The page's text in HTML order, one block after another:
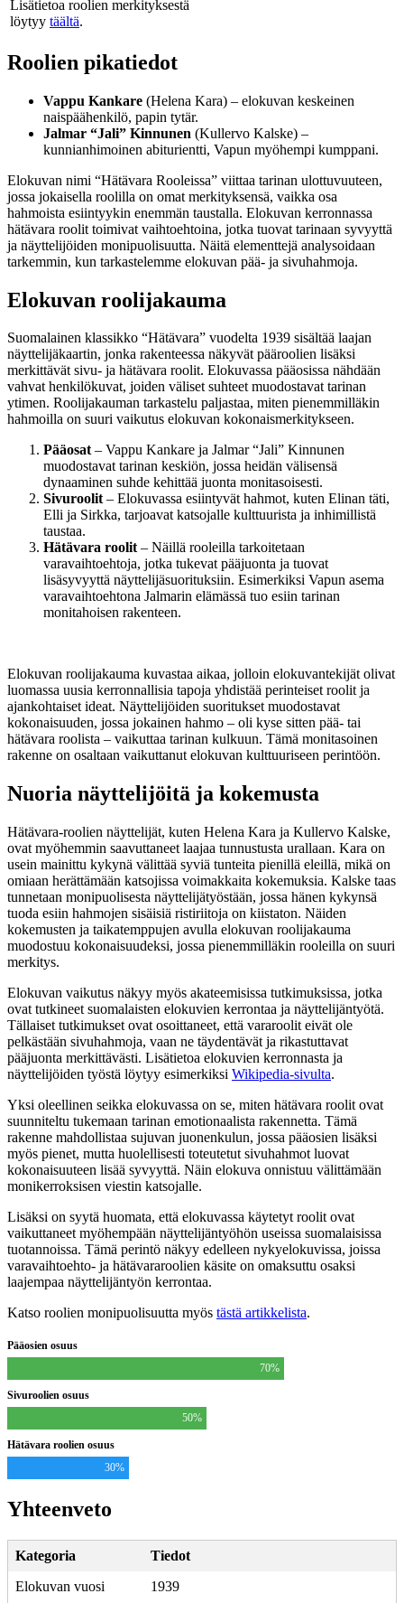
Lisätietoa roolien merkityksestä
löytyy täältä.
Roolien pikatiedot
Vappu Kankare (Helena Kara) – elokuvan keskeinen
naispäähenkilö, papin tytär.
Jalmar “Jali” Kinnunen (Kullervo Kalske) –
kunnianhimoinen abiturientti, Vapun myöhempi kumppani.
Elokuvan nimi “Hätävara Rooleissa” viittaa tarinan ulottuvuuteen,
jossa jokaisella roolilla on omat merkityksensä, vaikka osa
hahmoista esiintyykin enemmän taustalla. Elokuvan kerronnassa
hätävara roolit toimivat vaihtoehtoina, jotka tuovat tarinaan syvyyttä
ja näyttelijöiden monipuolisuutta. Näitä elementtejä analysoidaan
tarkemmin, kun tarkastelemme elokuvan pää- ja sivuhahmoja.
Elokuvan roolijakauma
Suomalainen klassikko “Hätävara” vuodelta 1939 sisältää laajan
näyttelijäkaartin, jonka rakenteessa näkyvät pääroolien lisäksi
merkittävät sivu- ja hätävara roolit. Elokuvassa pääosissa nähdään
vahvat henkilökuvat, joiden väliset suhteet muodostavat tarinan
ytimen. Roolijakauman tarkastelu paljastaa, miten pienemmilläkin
hahmoilla on suuri vaikutus elokuvan kokonaismerkitykseen.
Pääosat– Vappu Kankare ja Jalmar “Jali” Kinnunen
muodostavat tarinan keskiön, jossa heidän välisensä
dynaaminen suhde kehittää juonta monitasoisesti.
Sivuroolit– Elokuvassa esiintyvät hahmot, kuten Elinan täti,
Elli ja Sirkka, tarjoavat katsojalle kulttuurista ja inhimillistä
taustaa.
Hätävara roolit– Näillä rooleilla tarkoitetaan
varavaihtoehtoja, jotka tukevat pääjuonta ja tuovat
lisäsyvyyttä näyttelijäsuorituksiin. Esimerkiksi Vapun asema
varavaihtoehtona Jalmarin elämässä tuo esiin tarinan
monitahoisen rakenteen.
Elokuvan roolijakauma kuvastaa aikaa, jolloin elokuvantekijät olivat
luomassa uusia kerronnallisia tapoja yhdistää perinteiset roolit ja
ajankohtaiset ideat. Näyttelijöiden suoritukset muodostavat
kokonaisuuden, jossa jokainen hahmo – oli kyse sitten pää- tai
hätävara roolista – vaikuttaa tarinan kulkuun. Tämä monitasoinen
rakenne on osaltaan vaikuttanut elokuvan kulttuuriseen perintöön.
Nuoria näyttelijöitä ja kokemusta
Hätävara-roolien näyttelijät, kuten Helena Kara ja Kullervo Kalske,
ovat myöhemmin saavuttaneet laajaa tunnustusta urallaan. Kara on
usein mainittu kykynä välittää syviä tunteita pienillä eleillä, mikä on
omiaan herättämään katsojissa voimakkaita kokemuksia. Kalske taas
tunnetaan monipuolisesta näyttelijätyöstään, jossa hänen kykynsä
tuoda esiin hahmojen sisäisiä ristiriitoja on kiistaton. Näiden
kokemusten ja taikatemppujen avulla elokuvan roolijakauma
muodostuu kokonaisuudeksi, jossa pienemmilläkin rooleilla on suuri
merkitys.
Elokuvan vaikutus näkyy myös akateemisissa tutkimuksissa, jotka
ovat tutkineet suomalaisten elokuvien kerrontaa ja näyttelijäntyötä.
Tällaiset tutkimukset ovat osoittaneet, että vararoolit eivät ole
pelkästään sivuhahmoja, vaan ne täydentävät ja rikastuttavat
pääjuonta merkittävästi. Lisätietoa elokuvien kerronnasta ja
näyttelijöiden työstä löytyy esimerkiksi Wikipedia-sivulta.
Yksi oleellinen seikka elokuvassa on se, miten hätävara roolit ovat
suunniteltu tukemaan tarinan emotionaalista rakennetta. Tämä
rakenne mahdollistaa sujuvan juonenkulun, jossa pääosien lisäksi
myös pienet, mutta huolellisesti toteutetut sivuhahmot luovat
kokonaisuuteen lisää syvyyttä. Näin elokuva onnistuu välittämään
monikerroksisen viestin katsojalle.
Lisäksi on syytä huomata, että elokuvassa käytetyt roolit ovat
vaikuttaneet myöhempään näyttelijäntyöhön useissa suomalaisissa
tuotannoissa. Tämä perintö näkyy edelleen nykyelokuvissa, joissa
varavaihtoehto- ja hätävararoolien käsite on omaksuttu osaksi
laajempaa näyttelijäntyön kerrontaa.
Katso roolien monipuolisuutta myös tästä artikkelista.
Pääosien osuus
70%
Sivuroolien osuus
50%
Hätävara roolien osuus
30%
Yhteenveto
Kategoria
Tiedot
Elokuvan vuosi
1939